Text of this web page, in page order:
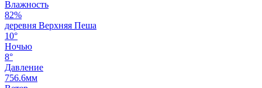
Влажность
82%
деревня Верхняя Пеша
10°
Ночью
8°
Давление
756.6мм